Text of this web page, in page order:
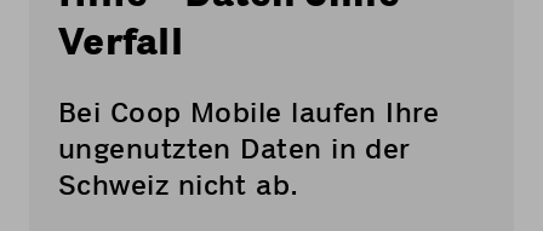
Verfall
Bei Coop Mobile laufen Ihre
ungenutzten Daten in der
Schweiz nicht ab.